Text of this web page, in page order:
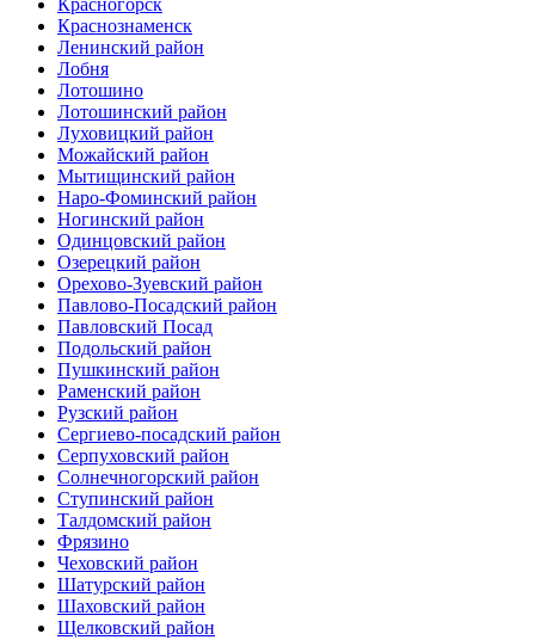
Красногорск
Краснознаменск
Ленинский район
Лобня
Лотошино
Лотошинский район
Луховицкий район
Можайский район
Мытищинский район
Наро-Фоминский район
Ногинский район
Одинцовский район
Озерецкий район
Орехово-Зуевский район
Павлово-Посадский район
Павловский Посад
Подольский район
Пушкинский район
Раменский район
Рузский район
Сергиево-посадский район
Серпуховский район
Солнечногорский район
Ступинский район
Талдомский район
Фрязино
Чеховский район
Шатурский район
Шаховский район
Щелковский район